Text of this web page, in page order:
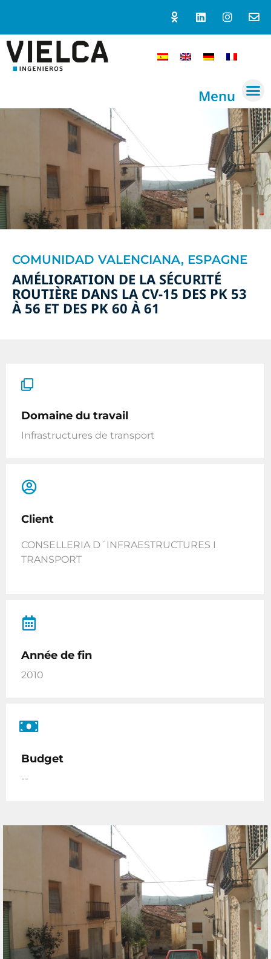
Menu
COMUNIDAD VALENCIANA, ESPAGNE
AMÉLIORATION DE LA SÉCURITÉ
ROUTIÈRE DANS LA CV-15 DES PK 53
À 56 ET DES PK 60 À 61
Domaine du travail
Infrastructures de transport
Client
CONSELLERIA D´INFRAESTRUCTURES I
TRANSPORT
Année de fin
2010
Budget
--